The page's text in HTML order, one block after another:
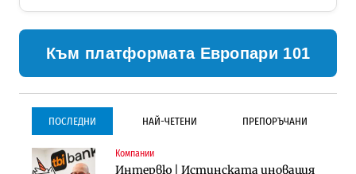
Към платформата Европари 101
ПОСЛЕДНИ НАЙ-ЧЕТЕНИ ПРЕПОРЪЧАНИ
Компании
Интервю | Истинската иновация
Инфраструктура
Проектирането на тунела под
Инфраструктура
Проектирането на тунела под